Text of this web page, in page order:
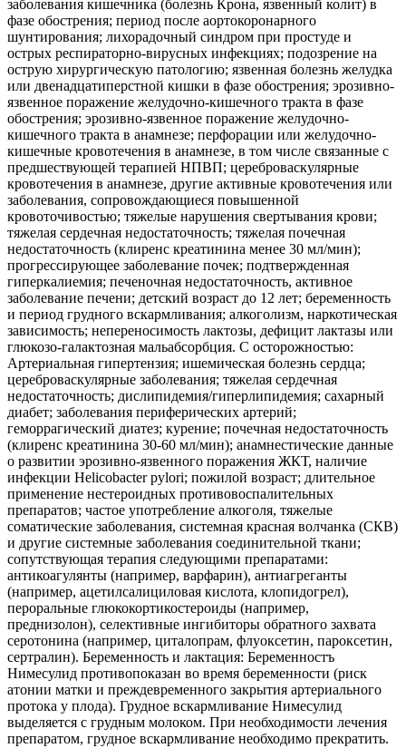
заболевания кишечника (болезнь Крона, язвенный колит) в
фазе обострения; период после аортокоронарного
шунтирования; лихорадочный синдром при простуде и
острых респираторно-вирусных инфекциях; подозрение на
острую хирургическую патологию; язвенная болезнь желудка
или двенадцатиперстной кишки в фазе обострения; эрозивно-
язвенное поражение желудочно-кишечного тракта в фазе
обострения; эрозивно-язвенное поражение желудочно-
кишечного тракта в анамнезе; перфорации или желудочно-
кишечные кровотечения в анамнезе, в том числе связанные с
предшествующей терапией НПВП; цереброваскулярные
кровотечения в анамнезе, другие активные кровотечения или
заболевания, сопровождающиеся повышенной
кровоточивостью; тяжелые нарушения свертывания крови;
тяжелая сердечная недостаточность; тяжелая почечная
недостаточность (клиренс креатинина менее 30 мл/мин);
прогрессирующее заболевание почек; подтвержденная
гиперкалиемия; печеночная недостаточность, активное
заболевание печени; детский возраст до 12 лет; беременность
и период грудного вскармливания; алкоголизм, наркотическая
зависимость; непереносимость лактозы, дефицит лактазы или
глюкозо-галактозная мальабсорбция. С осторожностью:
Артериальная гипертензия; ишемическая болезнь сердца;
цереброваскулярные заболевания; тяжелая сердечная
недостаточность; дислипидемия/гиперлипидемия; сахарный
диабет; заболевания периферических артерий;
геморрагический диатез; курение; почечная недостаточность
(клиренс креатинина 30-60 мл/мин); анамнестические данные
о развитии эрозивно-язвенного поражения ЖКТ, наличие
инфекции Helicobacter pylori; пожилой возраст; длительное
применение нестероидных противовоспалительных
препаратов; частое употребление алкоголя, тяжелые
соматические заболевания, системная красная волчанка (СКВ)
и другие системные заболевания соединительной ткани;
сопутствующая терапия следующими препаратами:
антикоагулянты (например, варфарин), антиагреганты
(например, ацетилсалициловая кислота, клопидогрел),
пероральные глюкокортикостероиды (например,
преднизолон), селективные ингибиторы обратного захвата
серотонина (например, циталопрам, флуоксетин, пароксетин,
сертралин). Беременность и лактация: Беременностъ
Нимесулид противопоказан во время беременности (риск
атонии матки и преждевременного закрытия артериального
протока у плода). Грудное вскармливание Нимесулид
выделяется с грудным молоком. При необходимости лечения
препаратом, грудное вскармливание необходимо прекратить.